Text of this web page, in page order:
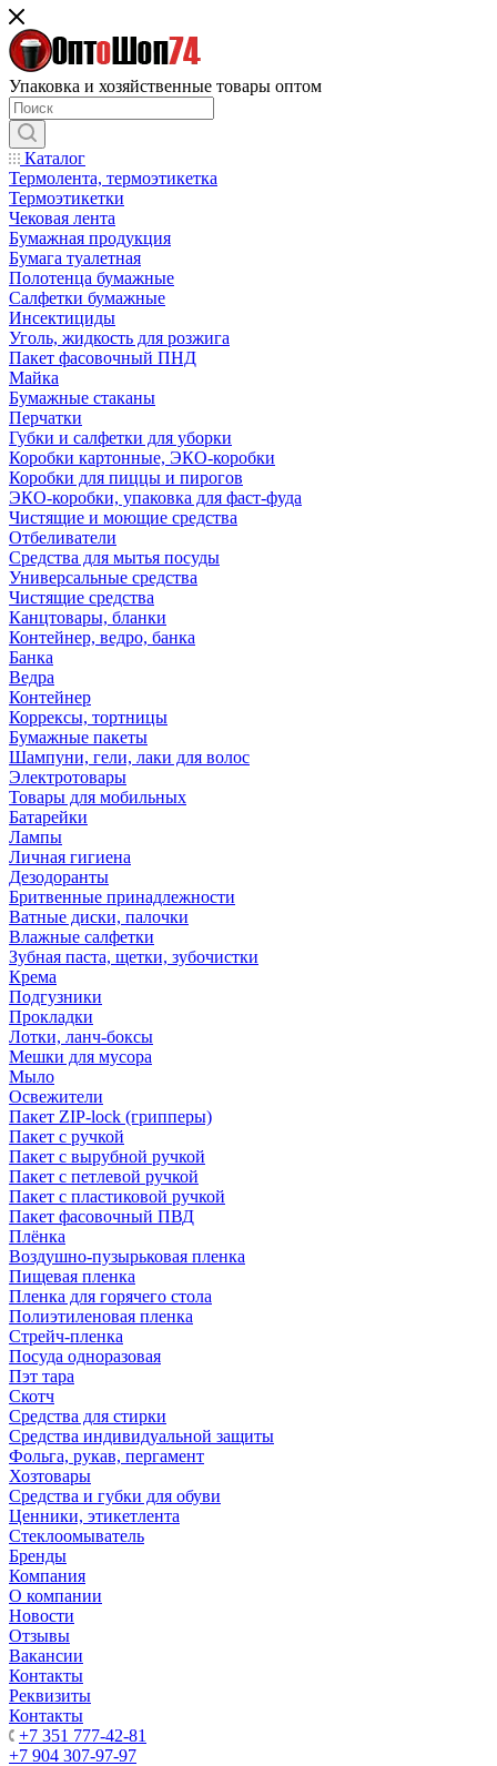
Упаковка и хозяйственные товары оптом
Каталог
Термолента, термоэтикетка
Термоэтикетки
Чековая лента
Бумажная продукция
Бумага туалетная
Полотенца бумажные
Салфетки бумажные
Инсектициды
Уголь, жидкость для розжига
Пакет фасовочный ПНД
Майка
Бумажные стаканы
Перчатки
Губки и салфетки для уборки
Коробки картонные, ЭКО-коробки
Коробки для пиццы и пирогов
ЭКО-коробки, упаковка для фаст-фуда
Чистящие и моющие средства
Отбеливатели
Средства для мытья посуды
Универсальные средства
Чистящие средства
Канцтовары, бланки
Контейнер, ведро, банка
Банка
Ведра
Контейнер
Коррексы, тортницы
Бумажные пакеты
Шампуни, гели, лаки для волос
Электротовары
Товары для мобильных
Батарейки
Лампы
Личная гигиена
Дезодоранты
Бритвенные принадлежности
Ватные диски, палочки
Влажные салфетки
Зубная паста, щетки, зубочистки
Крема
Подгузники
Прокладки
Лотки, ланч-боксы
Мешки для мусора
Мыло
Освежители
Пакет ZIP-lock (грипперы)
Пакет с ручкой
Пакет с вырубной ручкой
Пакет с петлевой ручкой
Пакет с пластиковой ручкой
Пакет фасовочный ПВД
Плёнка
Воздушно-пузырьковая пленка
Пищевая пленка
Пленка для горячего стола
Полиэтиленовая пленка
Стрейч-пленка
Посуда одноразовая
Пэт тара
Скотч
Средства для стирки
Средства индивидуальной защиты
Фольга, рукав, пергамент
Хозтовары
Средства и губки для обуви
Ценники, этикетлента
Стеклоомыватель
Бренды
Компания
О компании
Новости
Отзывы
Вакансии
Контакты
Реквизиты
Контакты
+7 351 777-42-81
+7 904 307-97-97